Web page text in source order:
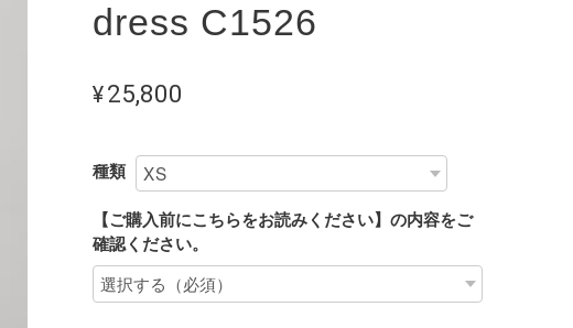
dress C1526
¥25,800
種類
【ご購入前にこちらをお読みください】の内容をご
確認ください。